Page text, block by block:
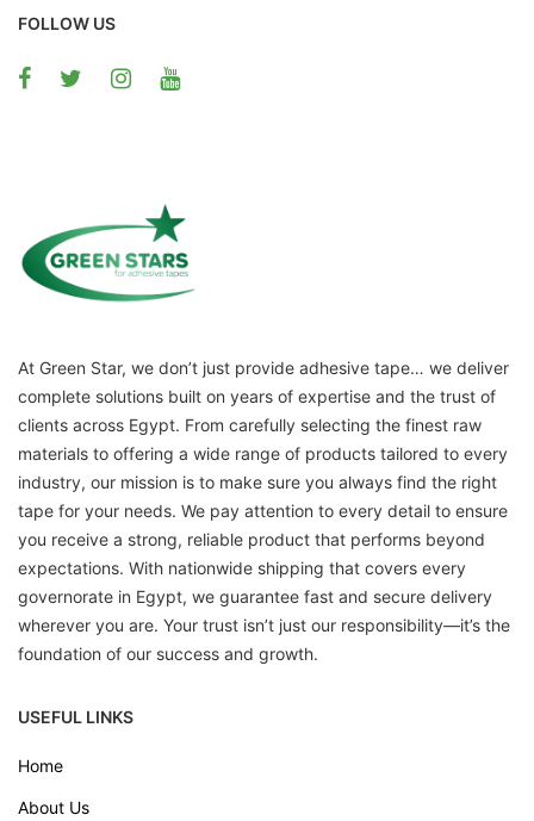
FOLLOW US
At Green Star, we don’t just provide adhesive tape… we deliver
complete solutions built on years of expertise and the trust of
clients across Egypt. From carefully selecting the finest raw
materials to offering a wide range of products tailored to every
industry, our mission is to make sure you always find the right
tape for your needs. We pay attention to every detail to ensure
you receive a strong, reliable product that performs beyond
expectations. With nationwide shipping that covers every
governorate in Egypt, we guarantee fast and secure delivery
wherever you are. Your trust isn’t just our responsibility—it’s the
foundation of our success and growth.
USEFUL LINKS
Home
About Us